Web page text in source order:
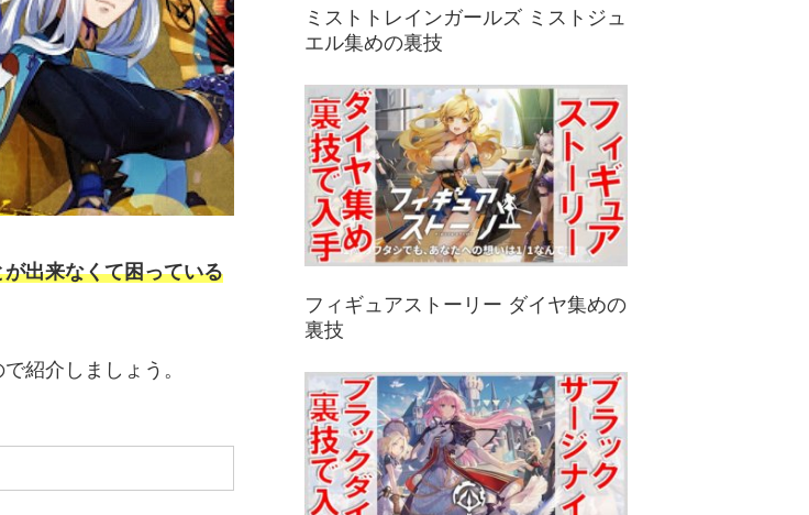
出来なくて困っている
紹介しましょう。
ミストトレインガールズ ミストジュ
エル集めの裏技
フィギュアストーリー ダイヤ集めの
裏技